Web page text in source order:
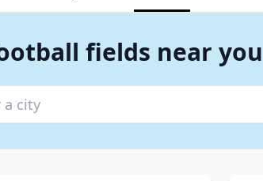
fields near you